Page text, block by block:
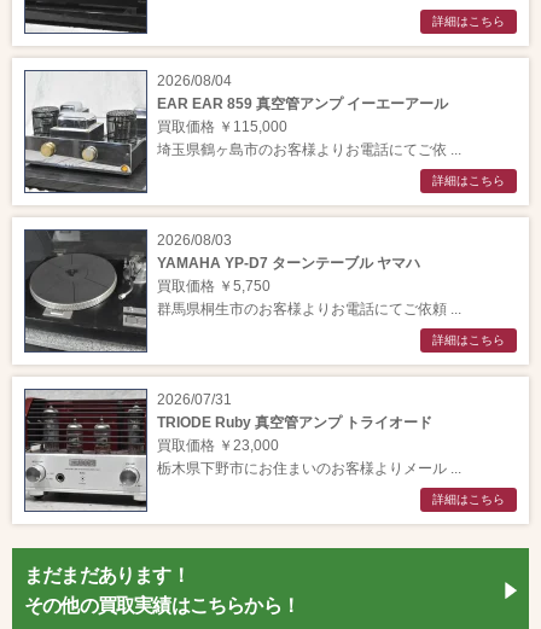
詳細はこちら
2026/08/04
EAR EAR 859 真空管アンプ イーエーアール
買取価格 ￥115,000
埼玉県鶴ヶ島市のお客様よりお電話にてご依 ...
詳細はこちら
2026/08/03
YAMAHA YP-D7 ターンテーブル ヤマハ
買取価格 ￥5,750
群馬県桐生市のお客様よりお電話にてご依頼 ...
詳細はこちら
2026/07/31
TRIODE Ruby 真空管アンプ トライオード
買取価格 ￥23,000
栃木県下野市にお住まいのお客様よりメール ...
詳細はこちら
まだまだあります！
その他の買取実績はこちらから！